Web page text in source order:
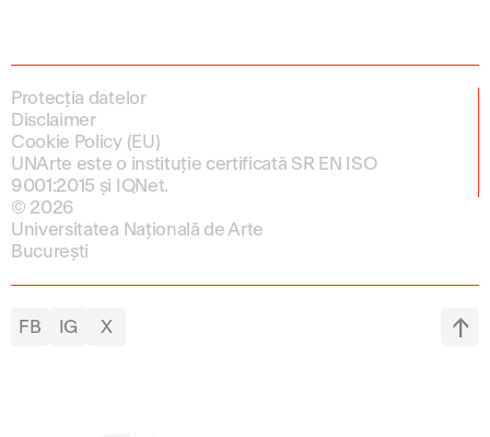
Protecția datelor
Disclaimer
Cookie Policy (EU)
UNArte este o instituție certificată SR EN ISO
9001:2015 și IQNet.
© 2026
Universitatea Națională de Arte
București
FB IG X